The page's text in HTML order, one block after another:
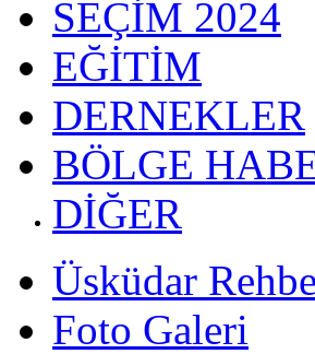
SEÇİM 2024
EĞİTİM
DERNEKLER
BÖLGE
DİĞER
Üsküdar
Foto Galeri